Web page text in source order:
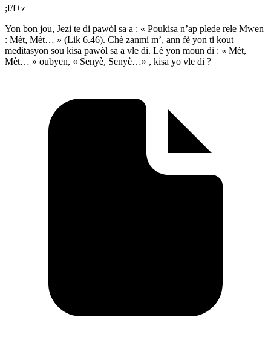
;f/f+z
Yon bon jou, Jezi te di pawòl sa a : « Poukisa n’ap plede rele Mwen
: Mèt, Mèt… » (Lik 6.46). Chè zanmi m’, ann fè yon ti kout
meditasyon sou kisa pawòl sa a vle di. Lè yon moun di : « Mèt,
Mèt… » oubyen, « Senyè, Senyè…» , kisa yo vle di ?